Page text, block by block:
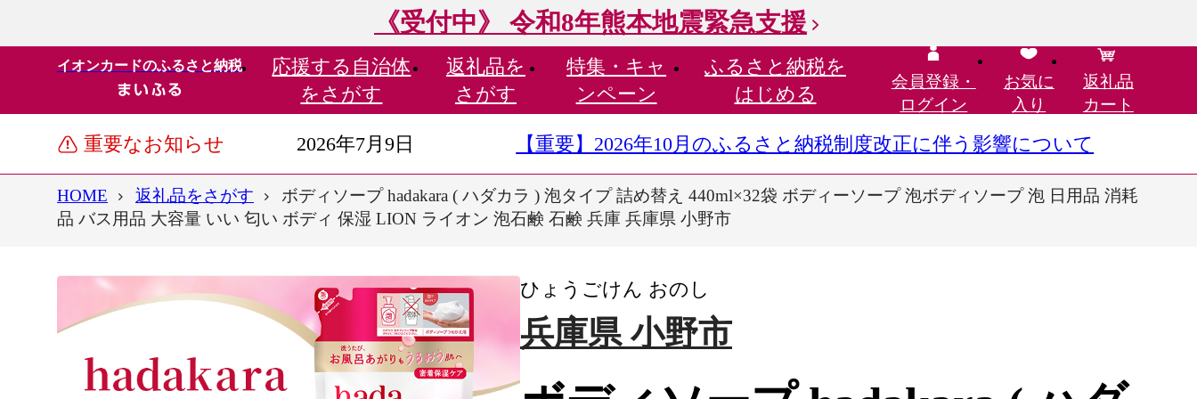
《受付中》 令和8年熊本地震緊急支援
イオンカードのふるさと納税 応援する 自治体
をさがす
返礼品を
さがす
特集・ キャ
ンペーン
ふるさと納税を
はじめる
会員登録・
ログイン
お気に
入り
返礼品
カート
重要なお知らせ 2026年7月9日 【重要】2026年10月のふるさと納税制度改正に伴う影響について
HOME 返礼品をさがす
ボディソープ hadakara ( ハダカラ ) 泡タイプ 詰め替え 440ml×32袋 ボディーソープ 泡ボディソープ 泡 日用品 消耗
品 バス用品 大容量 いい 匂い ボディ 保湿 LION ライオン 泡石鹸 石鹸 兵庫 兵庫県 小野市
ひょうごけん おのし
兵庫県 小野市